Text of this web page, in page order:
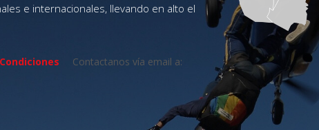
e internacionales, llevando en alto el
Contactanos vía email a: